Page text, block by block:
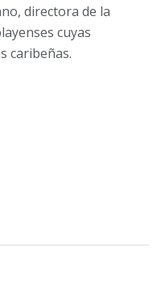
directora de la
cuyas
caribeñas.